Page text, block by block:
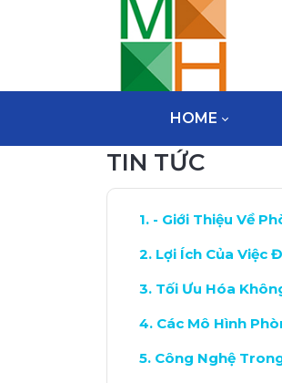
HOME
TIN TỨC
- Giới Thiệu Về
Lợi Ích Của Việc
Tối Ưu Hóa
Các Mô Hình
Công Nghệ